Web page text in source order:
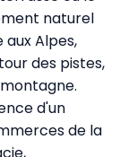
naturel
Alpes,
des pistes,
d'un
de la